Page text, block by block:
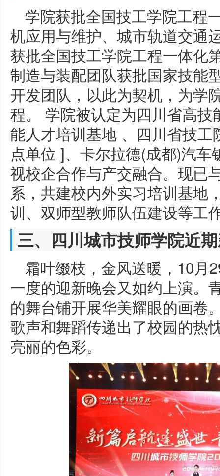
学院获批全国技工学院工程
机应用与维护、城市轨道交通
获批全国技工学院工程一体化
制造与装配团队获批国家技能
开发团队，以此为契机，为学
程。 学院被认定为四川省高
能人才培训基地 、四川省技
点单位 ]、卡尔拉德(成都)汽
视校企合作与产交融合。现已
系，共建校内外实习培训基地
训、双师型教师队伍建设等工
三、四川城市技师学院近
霜叶缀枝，金风送暖，10月
一度的迎新晚会又如约上演。
的舞台铺开展华美耀眼的画卷
歌声和舞蹈传递出了校园的热
亮丽的色彩。